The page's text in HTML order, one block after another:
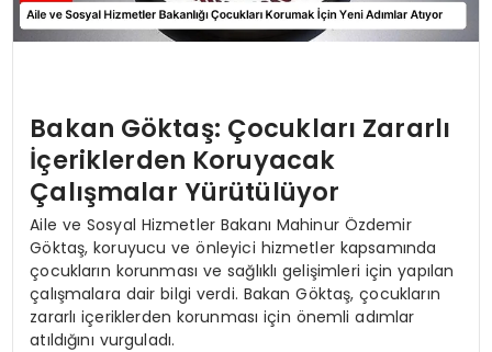
Bakan Göktaş: Çocukları Zararlı
İçeriklerden Koruyacak
Çalışmalar Yürütülüyor
Aile ve Sosyal Hizmetler Bakanı Mahinur Özdemir
Göktaş, koruyucu ve önleyici hizmetler kapsamında
çocukların korunması ve sağlıklı gelişimleri için yapılan
çalışmalara dair bilgi verdi. Bakan Göktaş, çocukların
zararlı içeriklerden korunması için önemli adımlar
atıldığını vurguladı.